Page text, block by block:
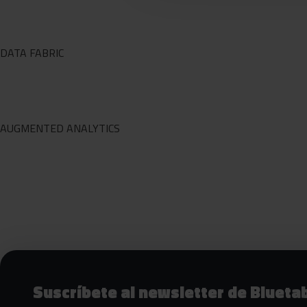
DATA FABRIC
AUGMENTED ANALYTICS
Siguientes pasos con Bluetab
Suscríbete al newsletter de